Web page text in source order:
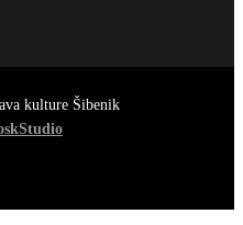
kulture Šibenik